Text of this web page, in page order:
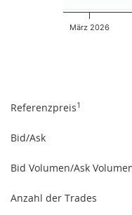
März 2026
Referenzpreis1
Bid/Ask
Bid Volumen/Ask
Anzahl der Trades